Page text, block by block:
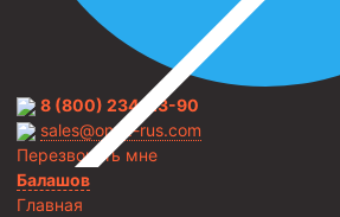
8 (800) 234-23-90
sales@onyx-rus.com
Перезвонить мне
Балашов
Главная